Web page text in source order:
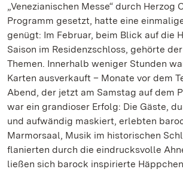
„Venezianischen Messe“ durch Herzog
Programm gesetzt, hatte eine
genügt: Im Februar, beim Blick auf die
Saison im Residenzschloss, gehörte
Themen. Innerhalb weniger Stunden
Karten ausverkauft – Monate vor dem
Abend, der jetzt am Samstag auf dem
war ein grandioser Erfolg: Die Gäste,
und aufwändig maskiert, erlebten
Marmorsaal, Musik im historischen
flanierten durch die eindrucksvolle
ließen sich barock inspirierte